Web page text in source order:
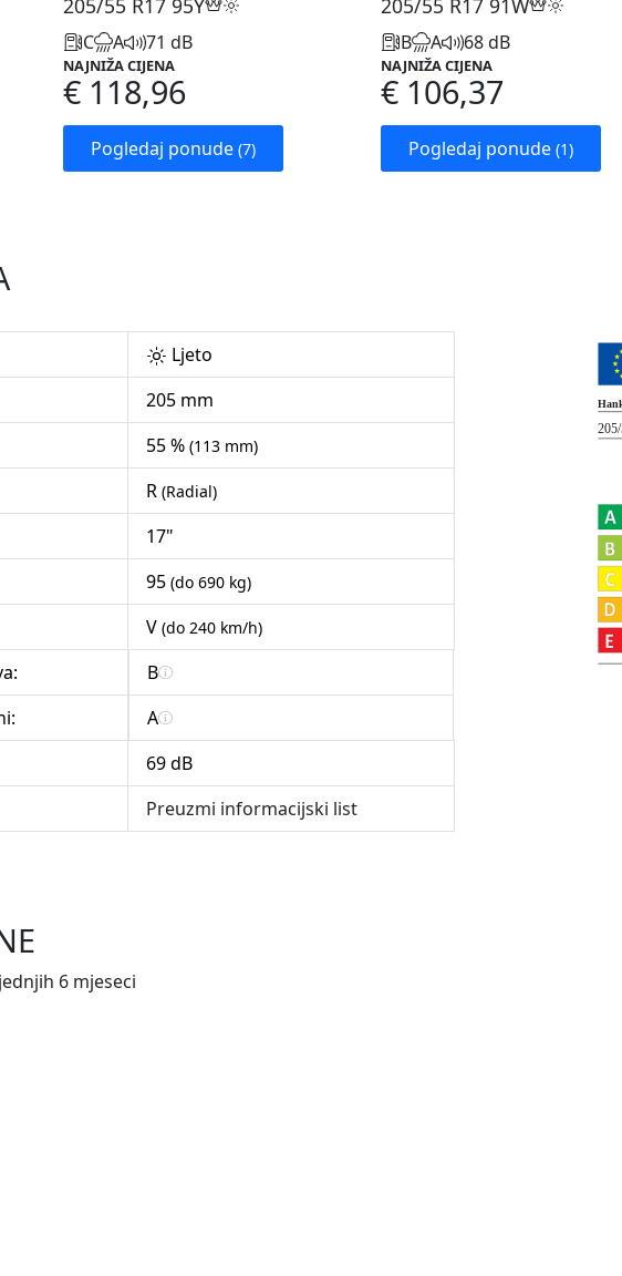
205/55 R17 95Y
C A 71 dB
NAJNIŽA CIJENA
€ 118,96
Pogledaj ponude (7)
205/55 R17 91W
B A 68 dB
NAJNIŽA CIJENA
€ 106,37
Pogledaj ponude (1)
Ljeto
205 mm
55 % (113 mm)
R (Radial)
17"
95 (do 690 kg)
V (do 240 km/h)
B
A
69 dB
Preuzmi informacijski list
6 mjeseci